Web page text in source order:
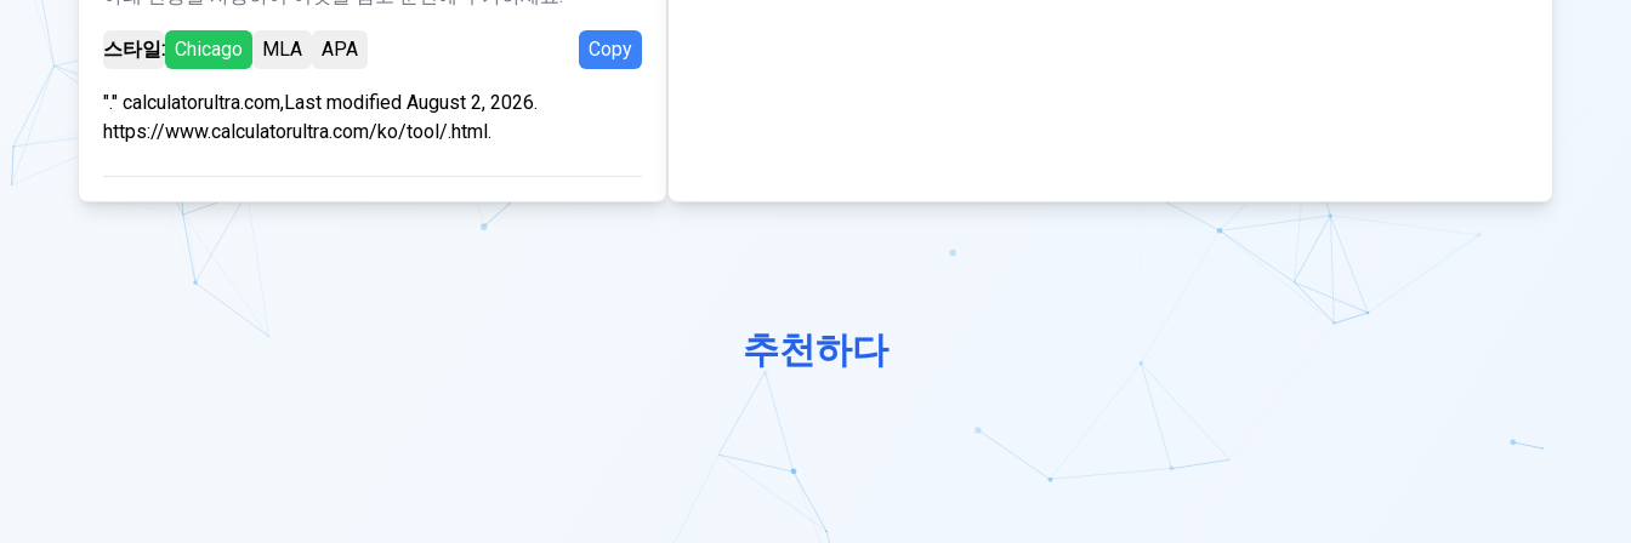
스타일: Chicago MLA APA Copy
"." calculatorultra.com,Last modified August 2, 2026.
https://www.calculatorultra.com/ko/tool/.html.
추천하다